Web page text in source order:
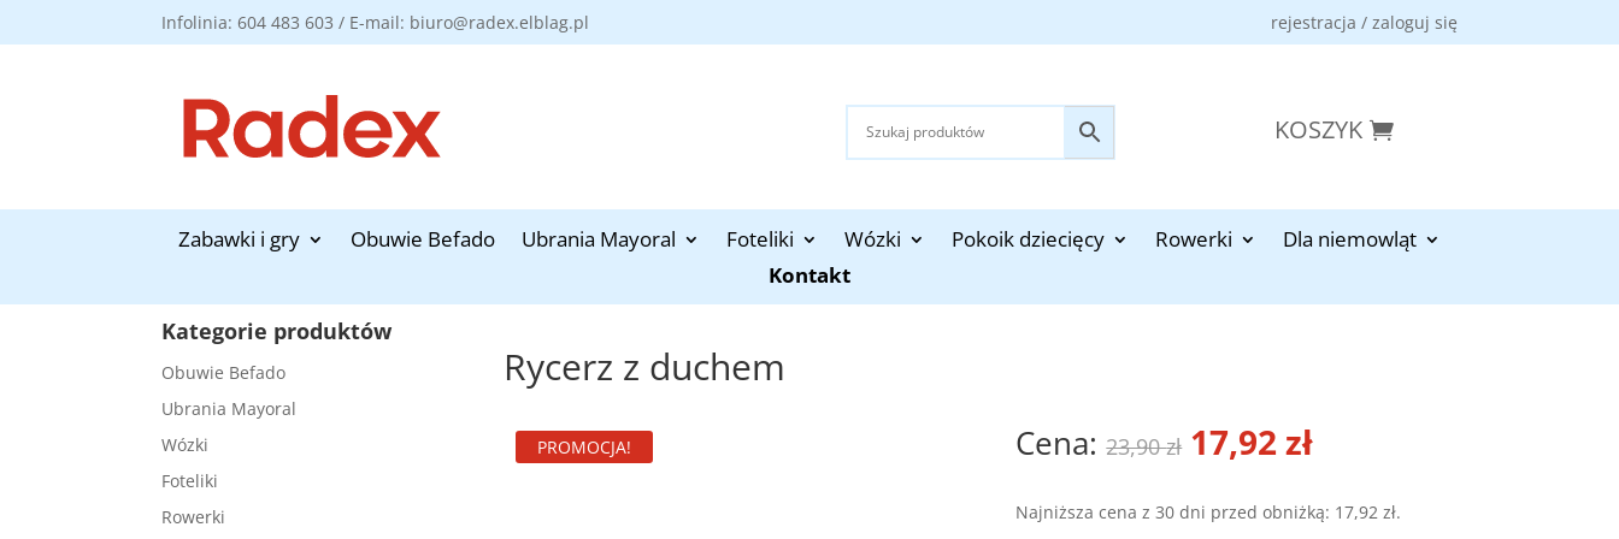
Infolinia: 604 483 603 / E-mail: biuro@radex.elblag.pl rejestracja / zaloguj się
KOSZYK
Zabawki i gry Obuwie Befado Ubrania Mayoral Foteliki Wózki Pokoik dziecięcy Rowerki
Dla niemowląt
Kontakt
Kategorie produktów
Obuwie Befado
Ubrania Mayoral
Wózki
Foteliki
Rowerki
Rycerz z duchem
PROMOCJA! 23,90zł Pierwotna
17,92złAktualna
Najniższa cena z 30 dni przed obniżką: 17,92zł.